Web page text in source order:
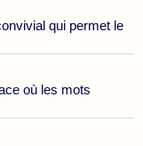
qui permet le
où les mots